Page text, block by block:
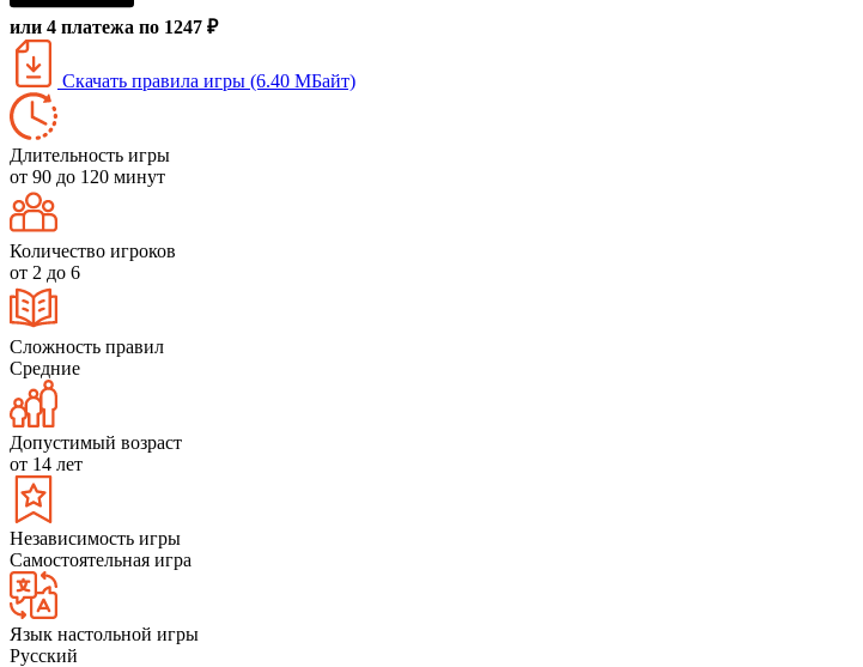
или 4 платежа по 1247 ₽
Скачать правила игры (6.40 МБайт)
Длительность игры
от 90 до 120 минут
Количество игроков
от 2 до 6
Сложность правил
Средние
Допустимый возраст
от 14 лет
Независимость игры
Самостоятельная игра
Язык настольной игры
Русский